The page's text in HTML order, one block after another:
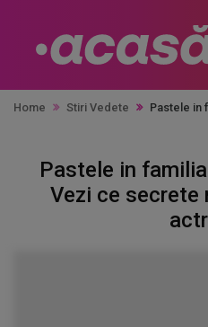
Home Stiri Vedete Pastele in
Pastele in
Vezi ce secrete